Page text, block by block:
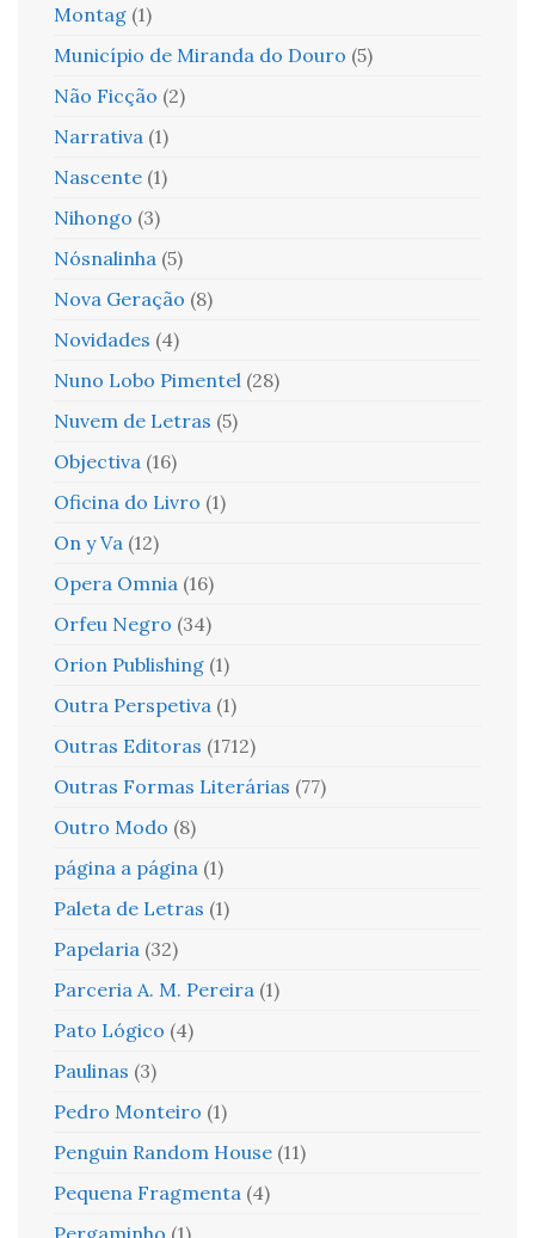
Montag (1)
Município de Miranda do Douro (5)
Não Ficção (2)
Narrativa (1)
Nascente (1)
Nihongo (3)
Nósnalinha (5)
Nova Geração (8)
Novidades (4)
Nuno Lobo Pimentel (28)
Nuvem de Letras (5)
Objectiva (16)
Oficina do Livro (1)
On y Va (12)
Opera Omnia (16)
Orfeu Negro (34)
Orion Publishing (1)
Outra Perspetiva (1)
Outras Editoras (1712)
Outras Formas Literárias (77)
Outro Modo (8)
página a página (1)
Paleta de Letras (1)
Papelaria (32)
Parceria A. M. Pereira (1)
Pato Lógico (4)
Paulinas (3)
Pedro Monteiro (1)
Penguin Random House (11)
Pequena Fragmenta (4)
Pergaminho (1)